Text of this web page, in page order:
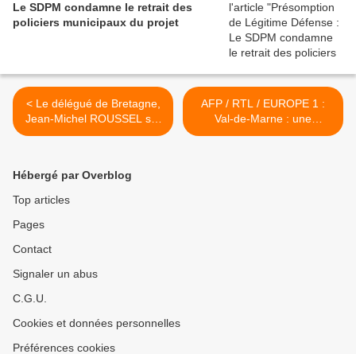
Le SDPM condamne le retrait des
policiers municipaux du projet
< Le délégué de Bretagne,
Jean-Michel ROUSSEL sur
TV Rennes
AFP / RTL / EUROPE 1 :
Val-de-Marne : une
policière blessée à la tête
Hébergé par Overblog
Top articles
Pages
Contact
Signaler un abus
C.G.U.
Cookies et données personnelles
Préférences cookies